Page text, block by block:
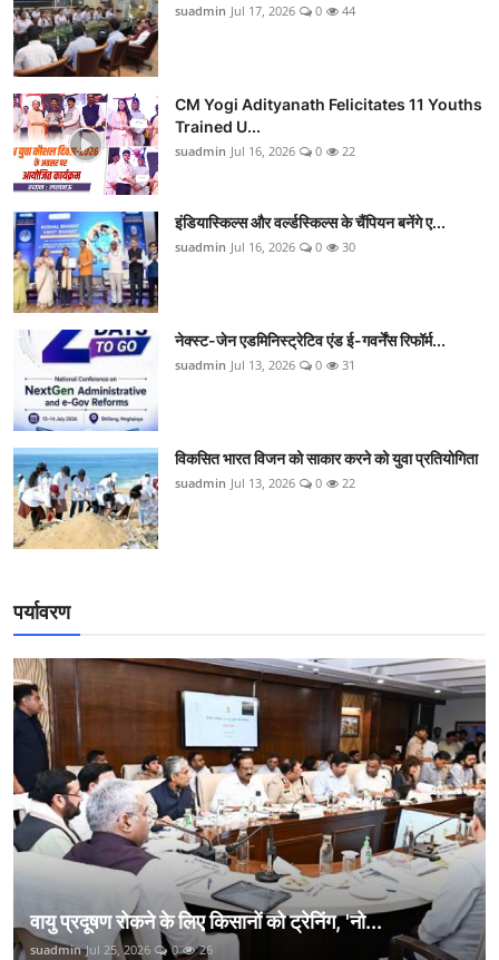
suadmin Jul 17, 2026 0 44
CM Yogi Adityanath Felicitates 11 Youths
Trained U...
suadmin Jul 16, 2026 0 22
इंडियास्किल्स और वर्ल्डस्किल्स के चैंपियन बनेंगे ए...
suadmin Jul 16, 2026 0 30
नेक्स्ट-जेन एडमिनिस्ट्रेटिव एंड ई-गवर्नेंस रिफॉर्म...
suadmin Jul 13, 2026 0 31
विकसित भारत विजन को साकार करने को युवा प्रतियोगिता
suadmin Jul 13, 2026 0 22
पर्यावरण
वायु प्रदूषण रोकने के लिए किसानों को ट्रेनिंग, 'नो...
suadmin Jul 25, 2026 0 26